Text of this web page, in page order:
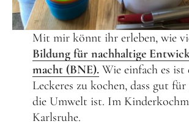
Mit mir könnt ihr erleben, wie
Bildung für nachhaltige
macht (BNE).Wie einfach es ist
Leckeres zu kochen, dass gut
die Umwelt ist. Im
Karlsruhe.